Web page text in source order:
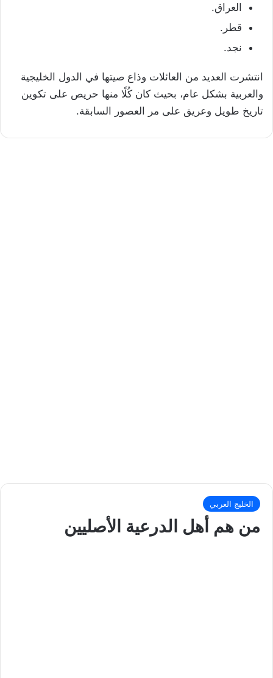
العراق.
قطر.
نجد.
انتشرت العديد من العائلات وذاع صيتها في الدول الخليجية
والعربية بشكل عام، بحيث كان كُلًا منها حريص على تكوين
تاريخ طويل وعريق على مر العصور السابقة.